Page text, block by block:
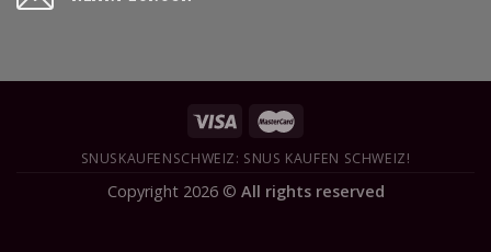
SNUSKAUFENSCHWEIZ: SNUS KAUFEN SCHWEIZ!
Copyright 2026 © All rights reserved